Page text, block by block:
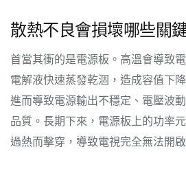
散熱不良會損壞哪些關
首當其衝的是電源板。高溫會導致
電解液快速蒸發乾涸，造成容值下
進而導致電源輸出不穩定、電壓波
品質。長期下來，電源板上的功率
過熱而擊穿，導致電視完全無法開啟